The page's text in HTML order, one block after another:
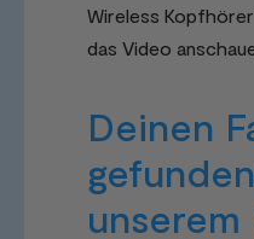
Wireless
das Video
Deinen
unserem